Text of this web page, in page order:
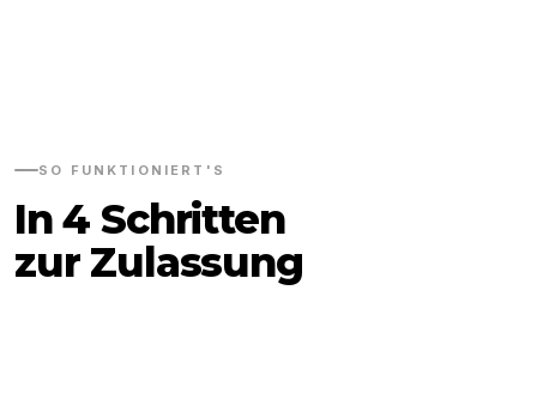
SO FUNKTIONIERT'S
In 4 Schritten
zur Zulassung